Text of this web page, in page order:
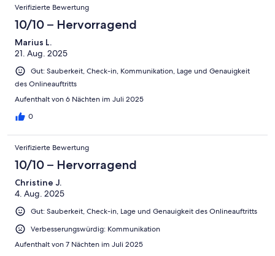
Verifizierte Bewertung
10/10 – Hervorragend
Marius L.
21. Aug. 2025
Gut: Sauberkeit, Check-in, Kommunikation, Lage und Genauigkeit
des Onlineauftritts
Aufenthalt von 6 Nächten im Juli 2025
0
Verifizierte Bewertung
10/10 – Hervorragend
Christine J.
4. Aug. 2025
Gut: Sauberkeit, Check-in, Lage und Genauigkeit des Onlineauftritts
Verbesserungswürdig: Kommunikation
Aufenthalt von 7 Nächten im Juli 2025